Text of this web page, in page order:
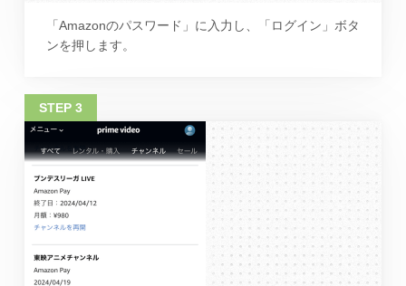
「Amazonのパスワード」に入力し、「ログイン」ボタ
ンを押します。